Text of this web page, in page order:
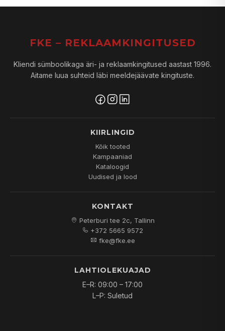
FKE – REKLAAMKINGITUSED
Kliendi sümboolikaga äri- ja reklaamkingitused aastast 1996.
Aitame luua suhteid läbi meeldejäävate kingituste.
KIIRLINGID
Kõik tooted
Kampaaniad
Kataloogid
Uudised ja lood
KONTAKT
Peterburi tee 2c, Tallinn
+372 5665 9572
fke@fke.ee
LAHTIOLEKUAJAD
E–R: 09:00 – 17:00
L–P: Suletud